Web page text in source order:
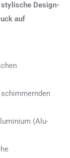
Design-
auf
(Alu-